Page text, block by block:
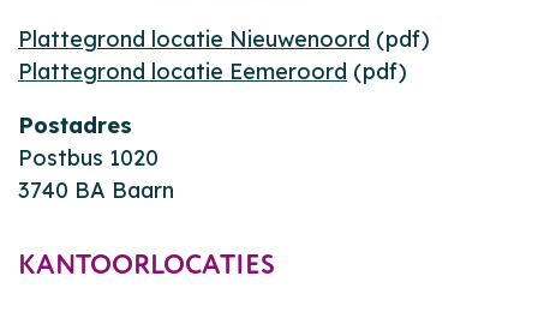
Plattegrond locatie Nieuwenoord (pdf)
Plattegrond locatie Eemeroord (pdf)
Postadres
Postbus 1020
3740 BA Baarn
KANTOORLOCATIES